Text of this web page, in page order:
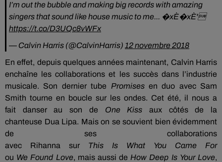
I’m out the bubble and making big records with amazing
singers that sound like house music to me... �xÈ�xÈ‍'️
https://t.co/D3UQc8vWFx
— Calvin Harris (@CalvinHarris) 12 novembre 2018
En effet, depuis quelques années maintenant, Calvin Harris
enchaîne les collaborations et les succès dans l’industrie
musicale. Son dernier tube Promisesen duo avec Sam
Smith tourne en boucle sur les ondes. Cet été, il nous a
fait
danser au son de One Kiss
aux côtés de la
chanteuse Dua Lipa. Mais on se souvient bien évidemment
de ses collaborations
avec
Rihanna sur This Is What You Came For
ou We Found Love, mais aussi de How Deep Is YourLove,